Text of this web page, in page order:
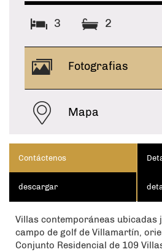
3 2
Fotografias
Mapa
Contáctenos
descargar
Villas contemporáneas ubicadas
campo de golf de Villamartín,
Conjunto Residencial de 109